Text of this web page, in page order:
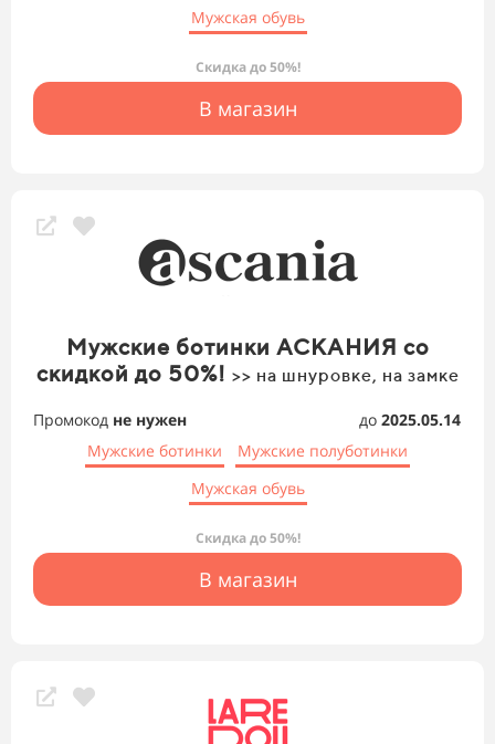
Мужская обувь
Скидка до 50%!
В магазин
Мужские ботинки АСКАНИЯ со
скидкой до 50%! >> на шнуровке, на замке
Промокод не нужен до 2025.05.14
Мужские ботинки
Мужские полуботинки
Мужская обувь
Скидка до 50%!
В магазин